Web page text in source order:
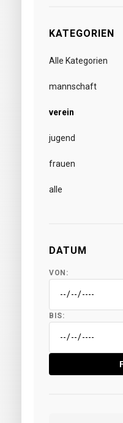
KATEGORIEN
Alle Kategorien
mannschaft
verein
jugend
frauen
alle
DATUM
VON:
BIS: